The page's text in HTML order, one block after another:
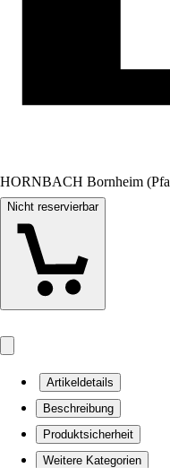
HORNBACH Bornheim
Nicht reservierbar
Artikeldetails
Beschreibung
Produktsicherheit
Weitere Kategorien